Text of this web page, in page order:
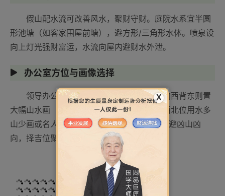
假山配水流可改善风水，聚财守财。庭院水系宜半圆
形池塘（如客家围屋前塘），避方形/三角形水体。喷泉设
向上灯光强财富运，水流向屋内避财水外泄。
办公室方位与画像选择
领导办公室东方挂富贵牡丹助事业，面向西背东则置
大幅山水画（山多水多）催财。销售办公室西北位用水多
山少画或名人墨宝。建筑选址需“命逢三合”，避凶山凶
向，择吉位聚气。
X